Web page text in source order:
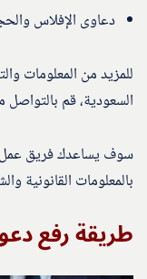
دعاوى الإفلاس
للمزيد من المعلومات
السعودية، قم
سوف يساعدك فريق عمل
بالمعلومات القانونية
طريقة رفع